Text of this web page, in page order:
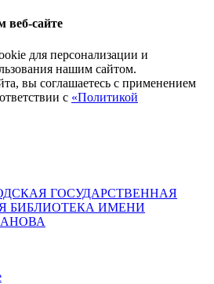
веб-сайте
для персонализации и
нашим сайтом.
вы соглашаетесь с применением
с «Политикой
ГОСУДАРСТВЕННАЯ
БИБЛИОТЕКА ИМЕНИ